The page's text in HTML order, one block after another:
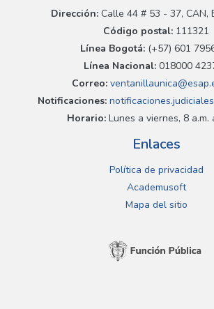
Dirección:Calle 44 # 53 - 37, CAN,
Código postal: 111321
Línea Bogotá:(+57) 601
Línea Nacional: 018000
Correo:
Notificaciones:
Horario:Lunes a viernes, 8 a.m.
Enlaces
Política de privacidad
Academusoft
Mapa del sitio